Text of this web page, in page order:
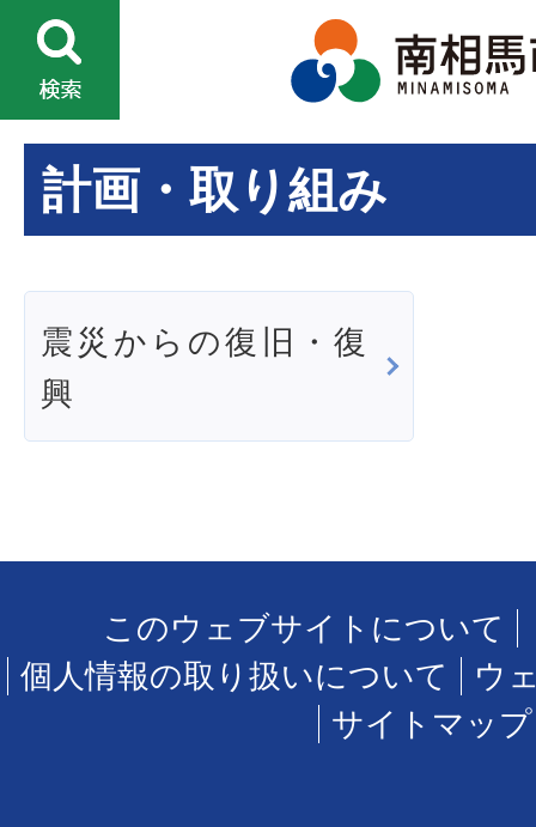
計画・取り組み
震災からの復旧・復
興
このウェブサイトについて
個人情報の取り扱いについて
ウ
サイトマップ